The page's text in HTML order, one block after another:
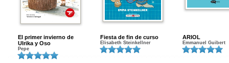
El primer invierno de
Ulrika y Oso
Pepe
Fiesta de fin de curso
Elisabeth Steinkellner
ARIOL
Emmanuel Guibert